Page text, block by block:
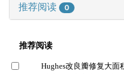
推荐阅读 0